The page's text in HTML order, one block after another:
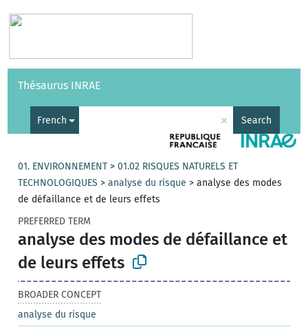
Vocabularies API
Thésaurus INRAE
French × Search
01. ENVIRONNEMENT >01.02 RISQUES NATURELS ET
TECHNOLOGIQUES >analyse du risque >analyse des modes
de défaillance et de leurs effets
PREFERRED TERM
analyse des modes de défaillance et
de leurs effets
BROADER CONCEPT
analyse du risque